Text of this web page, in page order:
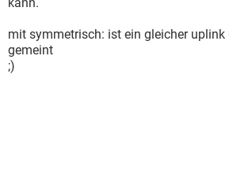
mit symmetrisch: ist ein gleicher
gemeint
;)